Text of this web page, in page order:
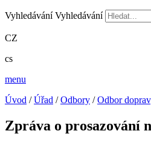
Vyhledávání Vyhledávání
CZ
cs
menu
Úvod /Úřad /Odbory /Odbor
Zpráva o prosazování